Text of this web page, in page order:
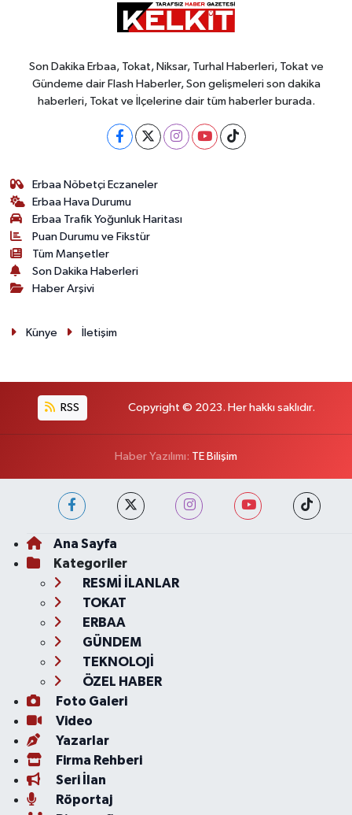
Son Dakika Erbaa, Tokat, Niksar, Turhal Haberleri, Tokat ve
Gündeme dair Flash Haberler, Son gelişmeleri son dakika
haberleri, Tokat ve İlçelerine dair tüm haberler burada.
Erbaa Nöbetçi Eczaneler
Erbaa Hava Durumu
Erbaa Trafik Yoğunluk Haritası
Puan Durumu ve Fikstür
Tüm Manşetler
Son Dakika Haberleri
Haber Arşivi
Künye İletişim
RSS Copyright © 2023. Her hakkı saklıdır.
Haber Yazılımı: TE Bilişim
Ana Sayfa
Kategoriler
RESMİ İLANLAR
TOKAT
ERBAA
GÜNDEM
TEKNOLOJİ
ÖZEL HABER
Foto Galeri
Video
Yazarlar
Firma Rehberi
Seri İlan
Röportaj